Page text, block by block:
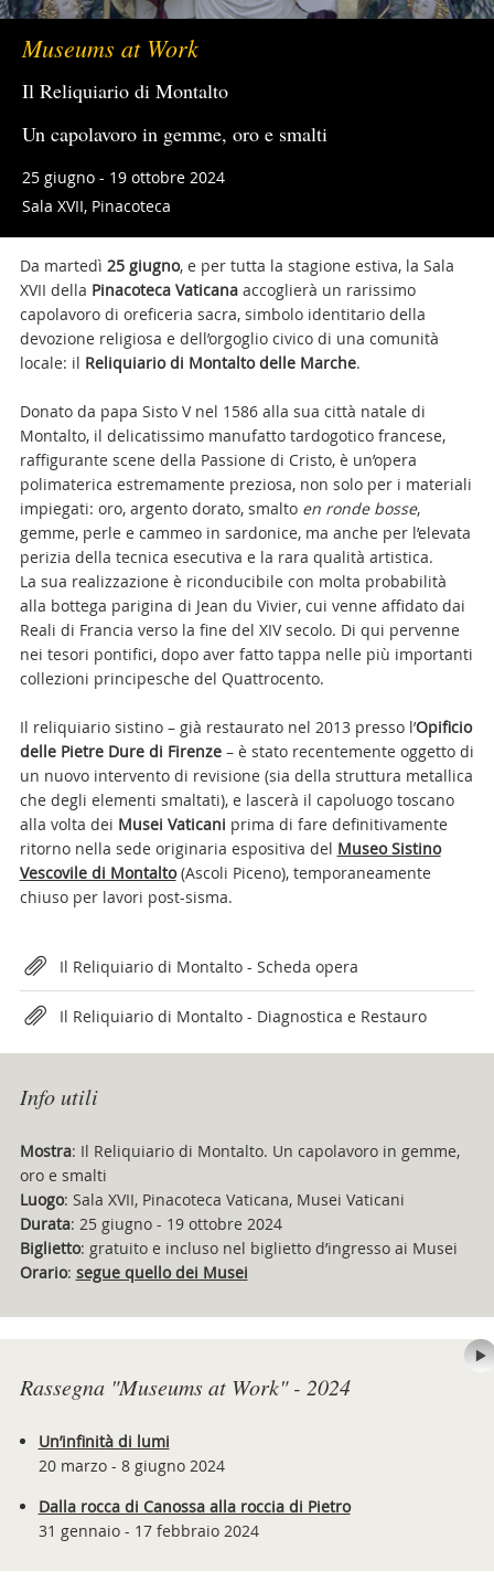
Museums at Work
Il Reliquiario di Montalto
Un capolavoro in gemme, oro e smalti
25 giugno - 19 ottobre 2024
Sala XVII, Pinacoteca
Da martedì 25 giugno, e per tutta la stagione estiva, la Sala
XVII della Pinacoteca Vaticana accoglierà un rarissimo
capolavoro di oreficeria sacra, simbolo identitario della
devozione religiosa e dell’orgoglio civico di una comunità
locale: il Reliquiario di Montalto delle Marche.
Donato da papa Sisto V nel 1586 alla sua città natale di
Montalto, il delicatissimo manufatto tardogotico francese,
raffigurante scene della Passione di Cristo, è un’opera
polimaterica estremamente preziosa, non solo per i materiali
impiegati: oro, argento dorato, smalto en ronde bosse,
gemme, perle e cammeo in sardonice, ma anche per l’elevata
perizia della tecnica esecutiva e la rara qualità artistica.
La sua realizzazione è riconducibile con molta probabilità
alla bottega parigina di Jean du Vivier, cui venne affidato dai
Reali di Francia verso la fine del XIV secolo. Di qui pervenne
nei tesori pontifici, dopo aver fatto tappa nelle più importanti
collezioni principesche del Quattrocento.
Il reliquiario sistino – già restaurato nel 2013 presso l’Opificio
delle Pietre Dure di Firenze – è stato recentemente oggetto di
un nuovo intervento di revisione (sia della struttura metallica
che degli elementi smaltati), e lascerà il capoluogo toscano
alla volta dei Musei Vaticani prima di fare definitivamente
ritorno nella sede originaria espositiva del Museo Sistino
Vescovile di Montalto(Ascoli Piceno), temporaneamente
chiuso per lavori post-sisma.
Attachments
Il Reliquiario di Montalto - Scheda opera
Il Reliquiario di Montalto - Diagnostica e Restauro
Info utili
Mostra: Il Reliquiario di Montalto. Un capolavoro in gemme,
oro e smalti
Luogo: Sala XVII, Pinacoteca Vaticana, Musei Vaticani
Durata: 25 giugno - 19 ottobre 2024
Biglietto: gratuito e incluso nel biglietto d’ingresso ai Musei
Orario: segue quello dei Musei
Rassegna "Museums at Work" - 2024
Un’infinità di lumi
20 marzo - 8 giugno 2024
Dalla rocca di Canossa alla roccia di Pietro
31 gennaio - 17 febbraio 2024